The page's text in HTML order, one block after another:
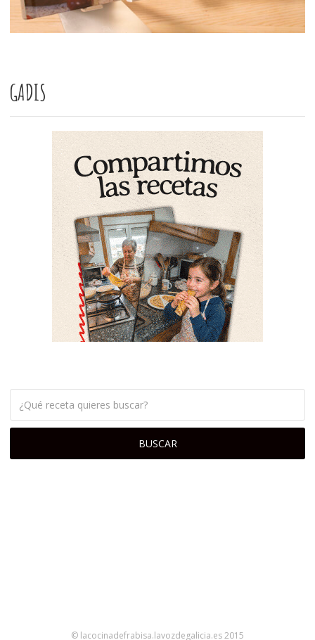
GADIS
© lacocinadefrabisa.lavozdegalicia.es 2015